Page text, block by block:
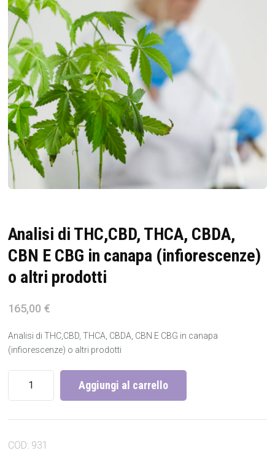
Analisi di THC,CBD, THCA, CBDA,
CBN E CBG in canapa (infiorescenze)
o altri prodotti
165,00€
Analisi di THC,CBD, THCA, CBDA, CBN E CBG in canapa
(infiorescenze) o altri prodotti
THCA,
CBN
Aggiungi al carrello
COD: 931